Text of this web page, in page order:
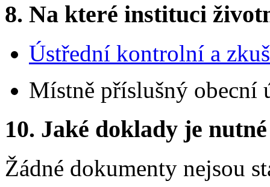
8. Na které instituci
Ústřední kontrolní a
Místně příslušný obecní
10. Jaké doklady je
Žádné dokumenty nejsou